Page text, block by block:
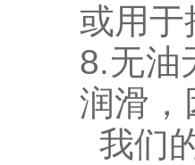
或用于
8.无油
润滑，
我们